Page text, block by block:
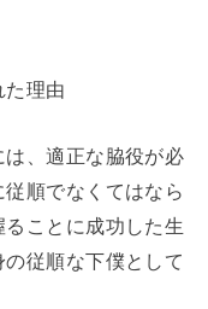
た理由
、適正な脇役が必
順でなくてはなら
ことに成功した生
従順な下僕として